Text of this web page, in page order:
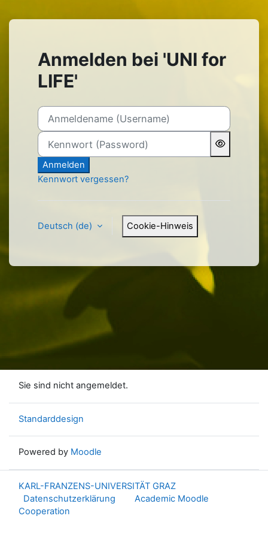
Anmelden bei 'UNI for
LIFE'
Anmeldename (Username)
Kennwort (Password)
Anmelden
Kennwort vergessen?
Deutsch ‎(de)‎ Cookie-Hinweis
Sie sind nicht angemeldet.
Standarddesign
Powered by Moodle
KARL-FRANZENS-UNIVERSITÄT GRAZ
Datenschutzerklärung
Academic Moodle
Cooperation